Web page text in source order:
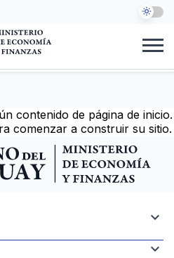
contenido de página de inicio.
comenzar a construir su sitio.
expand_more
expand_more